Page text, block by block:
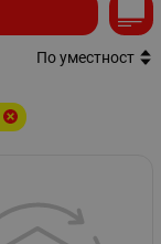
По уместност